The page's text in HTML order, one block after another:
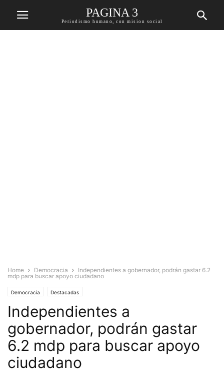
PAGINA 3
Periodismo humano, con mision social
Home Democracia
Independientes a gobernador, podrán gastar 6.2
mdp para buscar apoyo ciudadano
Democracia Destacadas
Independientes a
gobernador, podrán gastar
6.2 mdp para buscar apoyo
ciudadano